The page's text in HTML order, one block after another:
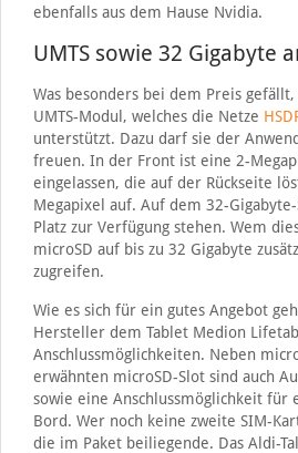
ebenfalls aus dem Hause Nvidia.
UMTS sowie 32 Gigabyte
Was besonders bei dem Preis
UMTS-Modul, welches die Netze
unterstützt. Dazu darf sie der
freuen. In der Front ist eine 2-
eingelassen, die auf der Rückseite
Megapixel auf. Auf dem 32-
Platz zur Verfügung stehen. Wem
microSD auf bis zu 32 Gigabyte
zugreifen.
Wie es sich für ein gutes Angebot
Hersteller dem Tablet Medion
Anschlussmöglichkeiten. Neben
erwähnten microSD-Slot sind auch
sowie eine Anschlussmöglichkeit für
Bord. Wer noch keine zweite SIM-
die im Paket beiliegende. Das Aldi-